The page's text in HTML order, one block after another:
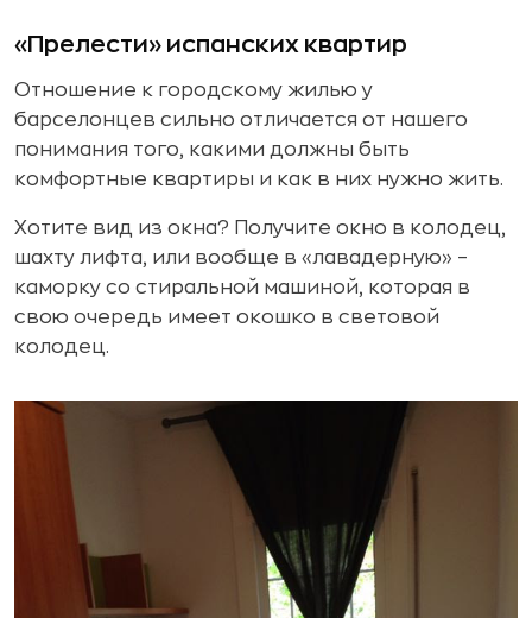
«Прелести» испанских квартир
Отношение к городскому жилью у
барселонцев сильно отличается от нашего
понимания того, какими должны быть
комфортные квартиры и как в них нужно жить.
Хотите вид из окна? Получите окно в колодец,
шахту лифта, или вообще в «лавадерную» –
каморку со стиральной машиной, которая в
свою очередь имеет окошко в световой
колодец.